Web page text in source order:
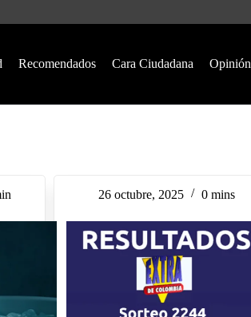
Recomendados Cara Ciudadana Opinión
26 octubre, 2025 0 mins